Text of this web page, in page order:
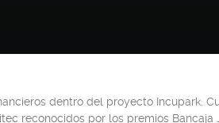
dentro del proyecto Incupark.
reconocidos por los premios Bancaja